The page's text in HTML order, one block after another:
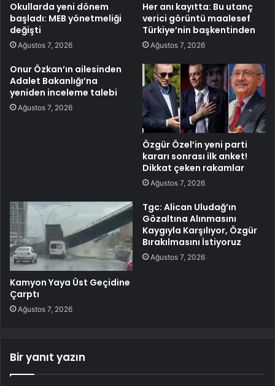
Okullarda yeni dönem
başladı: MEB yönetmeliği
değişti
Ağustos 7, 2026
Her anı kayıtta: Bu utanç
verici görüntü maalesef
Türkiye’nin başkentinden
Ağustos 7, 2026
Onur Özkan’ın ailesinden
Adalet Bakanlığı’na
yeniden inceleme talebi
Ağustos 7, 2026
Özgür Özel’in yeni parti
kararı sonrası ilk anket!
Dikkat çeken rakamlar
Ağustos 7, 2026
Kamyon Yaya Üst Geçidine
Çarptı
Ağustos 7, 2026
Tgc: Alican Uludağ’ın
Gözaltına Alınmasını
Kaygıyla Karşılıyor, Özgür
Bırakılmasını İstiyoruz
Ağustos 7, 2026
Bir yanıt yazın